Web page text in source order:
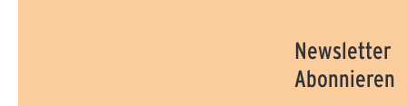
Newsletter
Abonnieren